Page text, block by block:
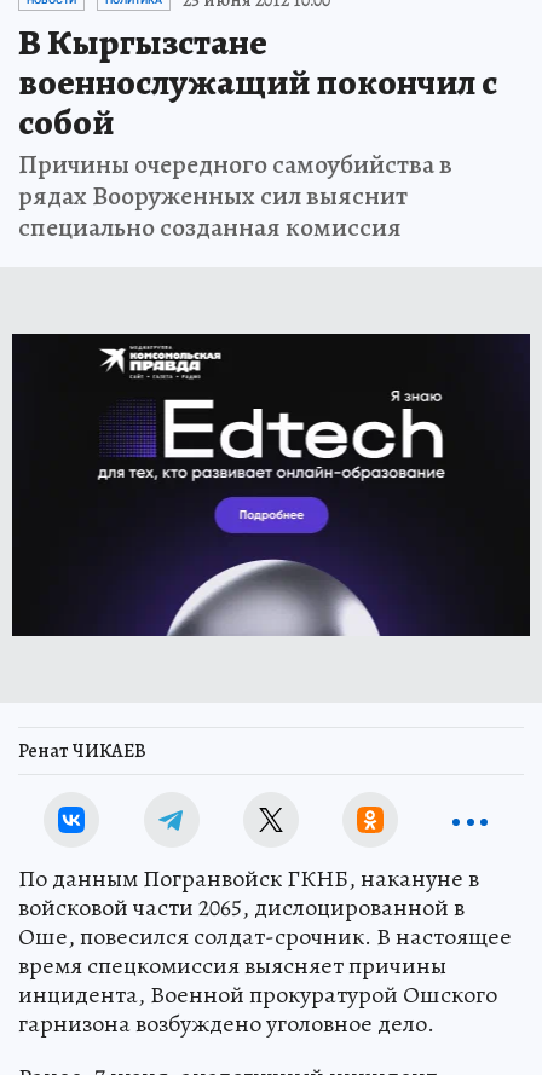
В Кыргызстане
военнослужащий покончил с
собой
Причины очередного самоубийства в
рядах Вооруженных сил выяснит
специально созданная комиссия
Ренат ЧИКАЕВ
По данным Погранвойск ГКНБ, накануне в
войсковой части 2065, дислоцированной в
Оше, повесился солдат-срочник. В настоящее
время спецкомиссия выясняет причины
инцидента, Военной прокуратурой Ошского
гарнизона возбуждено уголовное дело.